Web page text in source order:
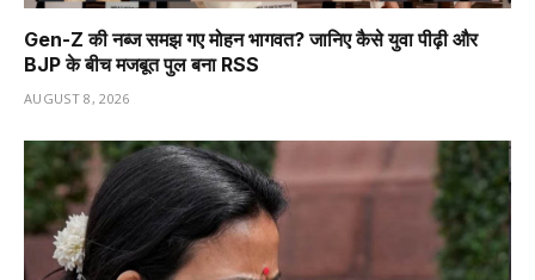
Gen-Z की नब्ज समझ गए मोहन भागवत? जानिए कैसे युवा पीढ़ी और
BJP के बीच मजबूत पुल बना RSS
AUGUST 8, 2026